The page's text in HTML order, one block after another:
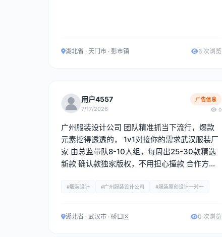
湖北省 · 天门市 · 彭市镇 6 次浏览
用户4557
7/17/2026
广告信息
0
广州服装设计公司 团队精准抓当下流行，爆款
元素挖得透透的， 1v1对接你的需求武汉服装厂
家 由总监带队8-10人组，每周出25-30款精选
新款 确认款独家版权，不用担心撞款 合作方
你落地产品
#服装设计 #广州服装设计公司 #服装原创设计一对一
湖北省 · 武汉市 · 硚口区 0 次浏览